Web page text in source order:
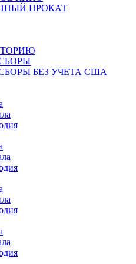
ПРОКАТ
БЕЗ УЧЕТА США